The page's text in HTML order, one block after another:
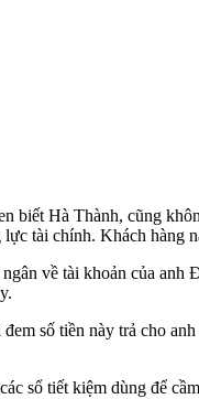
Hà Thành, cũng
tài chính. Khách hàng
về tài khoản của
số tiền này trả cho
sổ tiết kiệm dùng để